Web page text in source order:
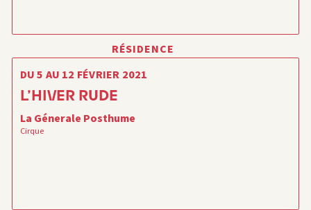
RÉSIDENCE
DU 5 AU 12 FÉVRIER 2021
L’HIVER RUDE
La Génerale Posthume
Cirque